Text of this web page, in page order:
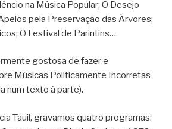
na Música Popular; O Desejo
pela Preservação das Árvores;
O Festival de Parintins…
gostosa de fazer e
Músicas Politicamente Incorretas
num texto à parte).
Tauil, gravamos quatro programas: